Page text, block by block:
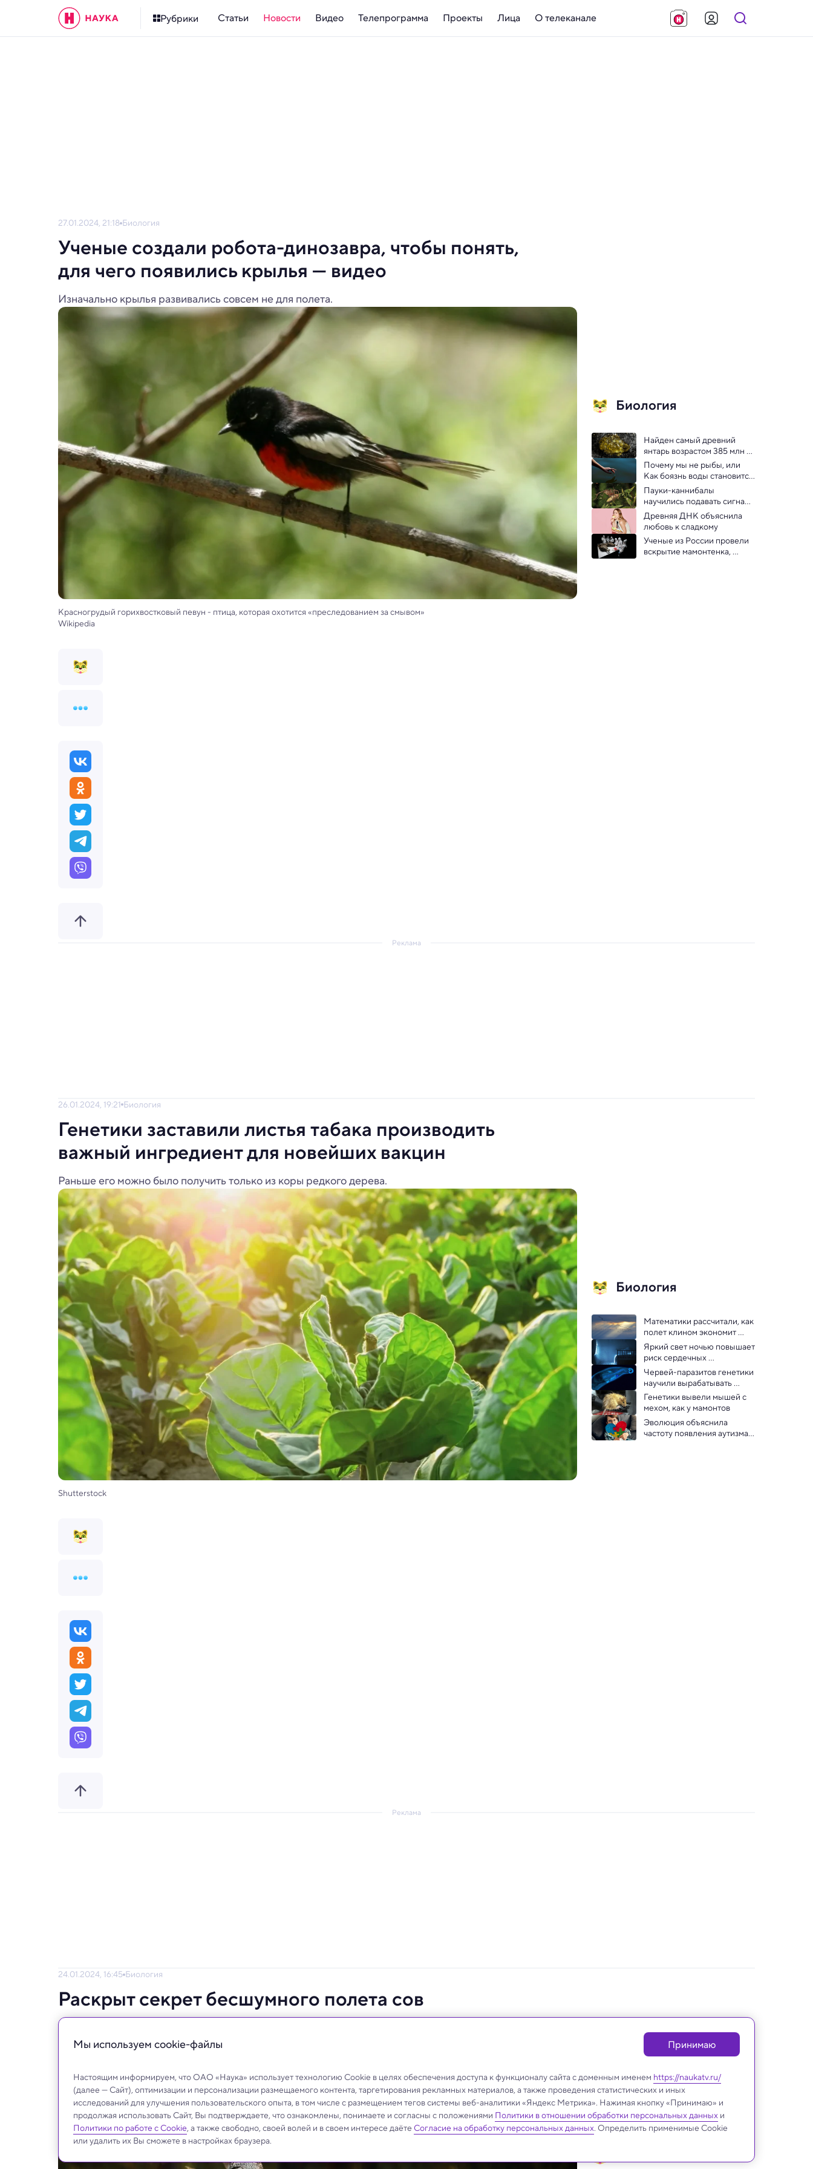
Рубрики Статьи Новости Видео Телепрограмма Проекты Лица О телеканале
27.01.2024, 21:18 Биология
Ученые создали робота-динозавра, чтобы понять,
для чего появились крылья — видео
Изначально крылья развивались совсем не для полета.
Красногрудый горихвостковый певун - птица, которая охотится «преследованием за смывом»
Wikipedia
Биология
Найден самый древний
янтарь возрастом 385 млн
лет — старше динозавров
Почему мы не рыбы, или
Как боязнь воды становится
фобией
Пауки-каннибалы
научились подавать сигнал
жизни, чтобы их не съели
сородичи
Древняя ДНК объяснила
любовь к сладкому
Ученые из России провели
вскрытие мамонтенка,
Реклама
26.01.2024, 19:21 Биология
Генетики заставили листья табака производить
важный ингредиент для новейших вакцин
Раньше его можно было получить только из коры редкого дерева.
Shutterstock
Биология
Математики рассчитали, как
полет клином экономит
птицам энергию
Яркий свет ночью повышает
риск сердечных
заболеваний: исследование
Червей-паразитов генетики
научили вырабатывать
лекарства
Генетики вывели мышей с
мехом, как у мамонтов
Эволюция объяснила
частоту появления аутизма у
Реклама
24.01.2024, 16:45 Биология
Раскрыт секрет бесшумного полета сов
Возможно, технологию используют для проектирования летающих автомобилей.
Биология
Мы используем сookie-файлы Принимаю
Настоящим информируем, что ОАО «Наука» использует технологию Cookie в целях обеспечения доступа к функционалу сайта с доменным именем https://naukatv.ru/
(далее — Сайт), оптимизации и персонализации размещаемого контента, таргетирования рекламных материалов, а также проведения статистических и иных
исследований для улучшения пользовательского опыта, в том числе с размещением тегов системы веб-аналитики «Яндекс Метрика». Нажимая кнопку «Принимаю» и
продолжая использовать Сайт, Вы подтверждаете, что ознакомлены, понимаете и согласны с положениями Политики в отношении обработки персональных данных и
Политики по работе с Cookie, а также свободно, своей волей и в своем интересе даёте Согласие на обработку персональных данных. Определить применимые Cookie
или удалить их Вы сможете в настройках браузера.